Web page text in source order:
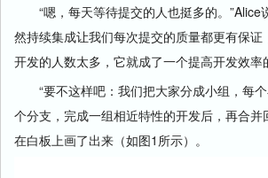
“嗯，每天等待提交的人也挺多的。”Alice
然持续集成让我们每次提交的质量都更有保
开发的人数太多，它就成了一个提高开发效率
“要不这样吧：我们把大家分成小组，每
个分支，完成一组相近特性的开发后，再合并
在白板上画了出来（如图1所示）。